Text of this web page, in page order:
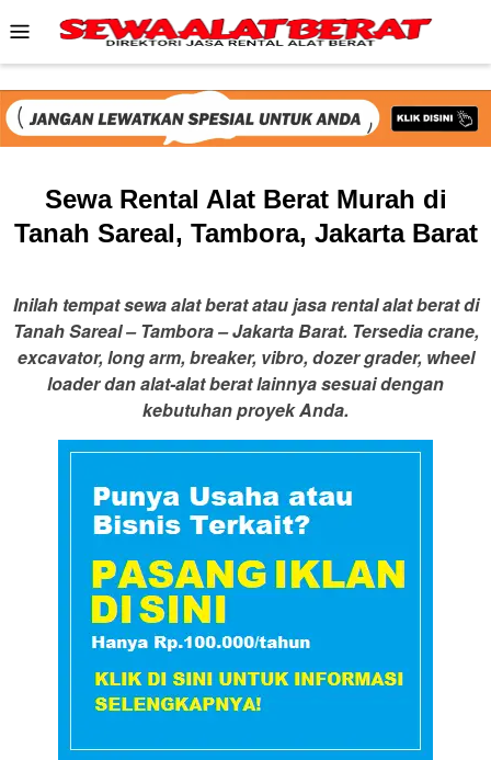
to
content
Mobile
Menu
Sewa Rental Alat Berat Murah di
Tanah Sareal, Tambora, Jakarta Barat
Inilah tempat sewa alat berat atau jasa rental alat berat di
Tanah Sareal – Tambora – Jakarta Barat. Tersedia crane,
excavator, long arm, breaker, vibro, dozer grader, wheel
loader dan alat-alat berat lainnya sesuai dengan
kebutuhan proyek Anda.